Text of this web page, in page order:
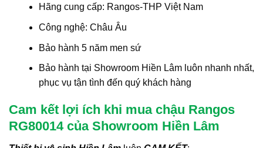
Hãng cung cấp: Rangos-THP Việt Nam
Công nghệ: Châu Âu
Bảo hành 5 năm men sứ
Bảo hành tại Showroom Hiền Lâm luôn nhanh nhất,
phục vụ tận tình đến quý khách hàng
Cam kết lợi ích khi mua chậu Rangos
RG80014 của Showroom Hiền Lâm